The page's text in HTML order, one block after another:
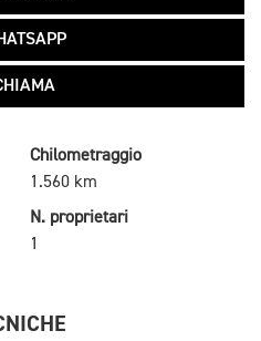
Chilometraggio
1.560 km
N. proprietari
1